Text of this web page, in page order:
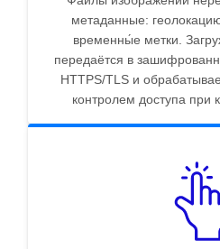
метаданные:
временны́е метки.
передаётся в
HTTPS/TLS и
контролем доступа при